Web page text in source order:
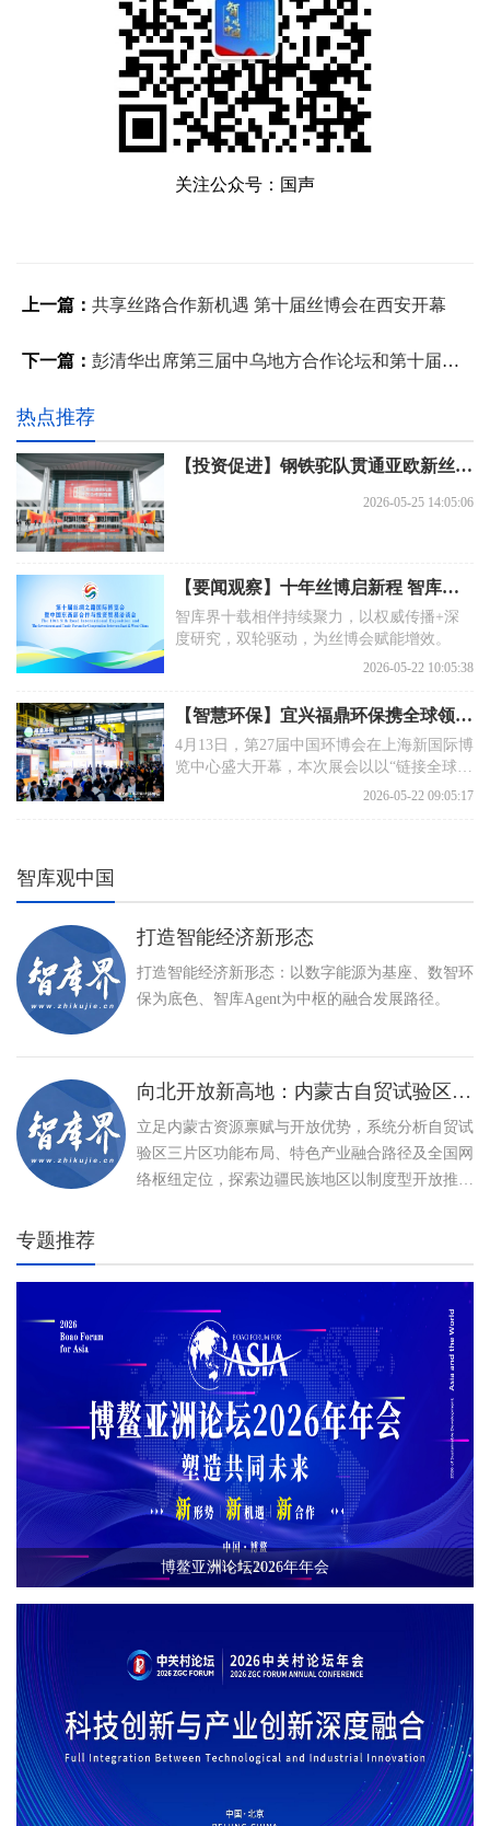
关注公众号：国声
上一篇： 共享丝路合作新机遇 第十届丝博会在西安开幕
下一篇： 彭清华出席第三届中乌地方合作论坛和第十届丝博会开幕式
热点推荐
【投资促进】钢铁驼队贯通亚欧新丝路 开放融通书写共赢新篇章——第十届丝博会擘画高水平对外开放新图景
2026-05-25 14:05:06
【要闻观察】十年丝博启新程 智库赋能向未来——智库界全程见证第十届丝博会绽放西安
智库界十载相伴持续聚力，以权威传播+深
度研究，双轮驱动，为丝博会赋能增效。
2026-05-22 10:05:38
【智慧环保】宜兴福鼎环保携全球领先技术亮相27届中国环博会
4月13日，第27届中国环博会在上海新国际博
览中心盛大开幕，本次展会以以“链接全球机
遇，探索新兴动能”为主题，聚焦环保全产业
2026-05-22 09:05:17
智库观中国
打造智能经济新形态
打造智能经济新形态：以数字能源为基座、数智环
保为底色、智库Agent为中枢的融合发展路径。
向北开放新高地：内蒙古自贸试验区建设与特色产业高质量发展路径
立足内蒙古资源禀赋与开放优势，系统分析自贸试
验区三片区功能布局、特色产业融合路径及全国网
络枢纽定位，探索边疆民族地区以制度型开放推动
专题推荐
博鳌亚洲论坛2026年年会